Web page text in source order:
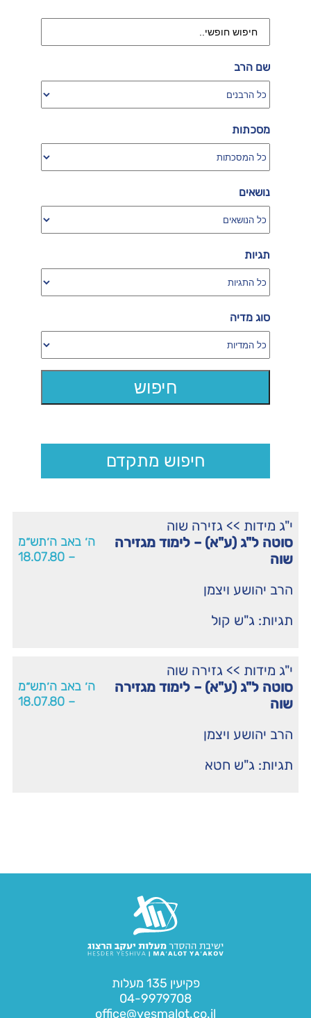
י"ג מידות >> גזירה שוה
סוטה ל"ג (ע"א) – לימוד מגזירה
שוה
הרב יהושע ויצמן
תגיות: ג"ש קול
ה׳ באב ה׳תש״מ
– 18.07.80
י"ג מידות >> גזירה שוה
סוטה ל"ג (ע"א) – לימוד מגזירה
שוה
הרב יהושע ויצמן
תגיות: ג"ש חטא
ה׳ באב ה׳תש״מ
– 18.07.80
שם הרב
מסכתות
נושאים
תגיות
סוג מדיה
חיפוש מתקדם
פקיעין 135 מעלות
04-9979708
office@yesmalot.co.il